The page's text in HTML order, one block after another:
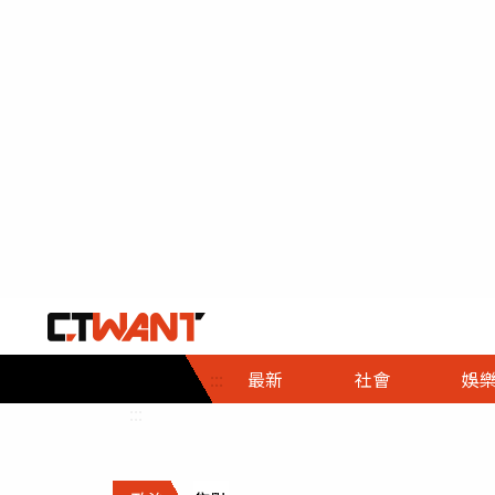
::: 最新 社會
社會首頁
時事
調查
娛樂
娛樂首頁
即時
財經首頁
熱線
政